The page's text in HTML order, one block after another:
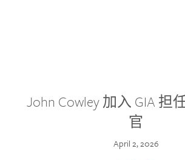
John Cowley 加入 GIA 担
官
April 2, 2026